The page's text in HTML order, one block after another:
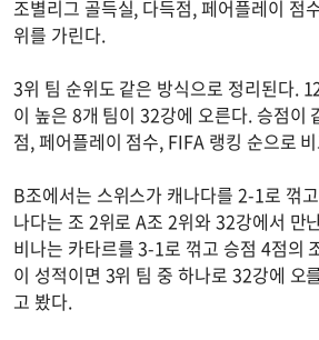
조별리그 골득실, 다득점, 페어플레이 점
위를 가린다.
3위 팀 순위도 같은 방식으로 정리된다.
이 높은 8개 팀이 32강에 오른다. 승점이
점, 페어플레이 점수, FIFA 랭킹 순으로
B조에서는 스위스가 캐나다를 2-1로 꺾
나다는 조 2위로 A조 2위와 32강에서 만
비나는 카타르를 3-1로 꺾고 승점 4점의
이 성적이면 3위 팀 중 하나로 32강에 오
고 봤다.